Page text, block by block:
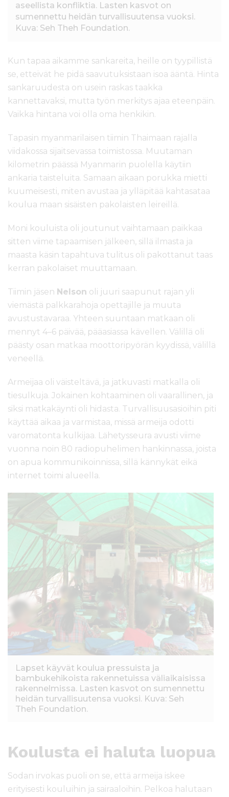
aseellista konfliktia. Lasten kasvot on
sumennettu heidän turvallisuutensa vuoksi.
Kuva: Seh Theh Foundation.
Kun tapaa aikamme sankareita, heille on tyypillistä
se, etteivät he pidä saavutuksistaan isoa ääntä. Hinta
sankaruudesta on usein raskas taakka
kannettavaksi, mutta työn merkitys ajaa eteenpäin.
Vaikka hintana voi olla oma henkikin.
Tapasin myanmarilaisen tiimin Thaimaan rajalla
viidakossa sijaitsevassa toimistossa. Muutaman
kilometrin päässä Myanmarin puolella käytiin
ankaria taisteluita. Samaan aikaan porukka mietti
kuumeisesti, miten avustaa ja ylläpitää kahtasataa
koulua maan sisäisten pakolaisten leireillä.
Moni kouluista oli joutunut vaihtamaan paikkaa
sitten viime tapaamisen jälkeen, sillä ilmasta ja
maasta käsin tapahtuva tulitus oli pakottanut taas
kerran pakolaiset muuttamaan.
Tiimin jäsen Nelson oli juuri saapunut rajan yli
viemästä palkkarahoja opettajille ja muuta
avustustavaraa. Yhteen suuntaan matkaan oli
mennyt 4–6 päivää, pääasiassa kävellen. Välillä oli
päästy osan matkaa moottoripyörän kyydissä, välillä
veneellä.
Armeijaa oli väisteltävä, ja jatkuvasti matkalla oli
tiesulkuja. Jokainen kohtaaminen oli vaarallinen, ja
siksi matkakäynti oli hidasta. Turvallisuusasioihin piti
käyttää aikaa ja varmistaa, missä armeija odotti
varomatonta kulkijaa. Lähetysseura avusti viime
vuonna noin 80 radiopuhelimen hankinnassa, joista
on apua kommunikoinnissa, sillä kännykät eikä
internet toimi alueella.
Lapset käyvät koulua pressuista ja
bambukehikoista rakennetuissa väliaikaisissa
rakennelmissa. Lasten kasvot on sumennettu
heidän turvallisuutensa vuoksi. Kuva: Seh
Theh Foundation.
Koulusta ei haluta luopua
Sodan irvokas puoli on se, että armeija iskee
erityisesti kouluihin ja sairaaloihin. Pelkoa halutaan